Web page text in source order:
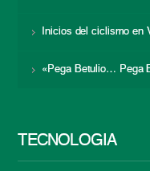
Inicios del ciclismo en
«Pega Betulio… Pega
TECNOLOGÍA